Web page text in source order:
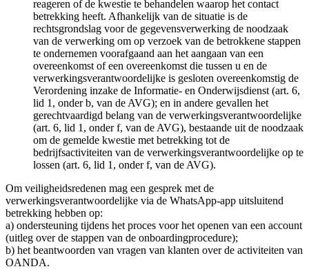
reageren of de kwestie te behandelen waarop het contact
betrekking heeft. Afhankelijk van de situatie is de
rechtsgrondslag voor de gegevensverwerking de noodzaak
van de verwerking om op verzoek van de betrokkene stappen
te ondernemen voorafgaand aan het aangaan van een
overeenkomst of een overeenkomst die tussen u en de
verwerkingsverantwoordelijke is gesloten overeenkomstig de
Verordening inzake de Informatie- en Onderwijsdienst (art. 6,
lid 1, onder b, van de AVG); en in andere gevallen het
gerechtvaardigd belang van de verwerkingsverantwoordelijke
(art. 6, lid 1, onder f, van de AVG), bestaande uit de noodzaak
om de gemelde kwestie met betrekking tot de
bedrijfsactiviteiten van de verwerkingsverantwoordelijke op te
lossen (art. 6, lid 1, onder f, van de AVG).
Om veiligheidsredenen mag een gesprek met de
verwerkingsverantwoordelijke via de WhatsApp-app uitsluitend
betrekking hebben op:
a) ondersteuning tijdens het proces voor het openen van een account
(uitleg over de stappen van de onboardingprocedure);
b) het beantwoorden van vragen van klanten over de activiteiten van
OANDA.